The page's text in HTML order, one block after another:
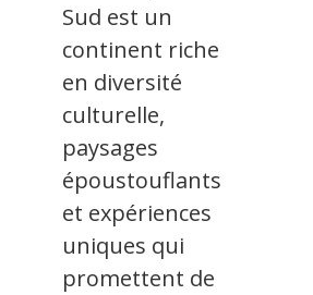
Sud est un
continent riche
en diversité
culturelle,
paysages
époustouflants
et expériences
uniques qui
promettent de